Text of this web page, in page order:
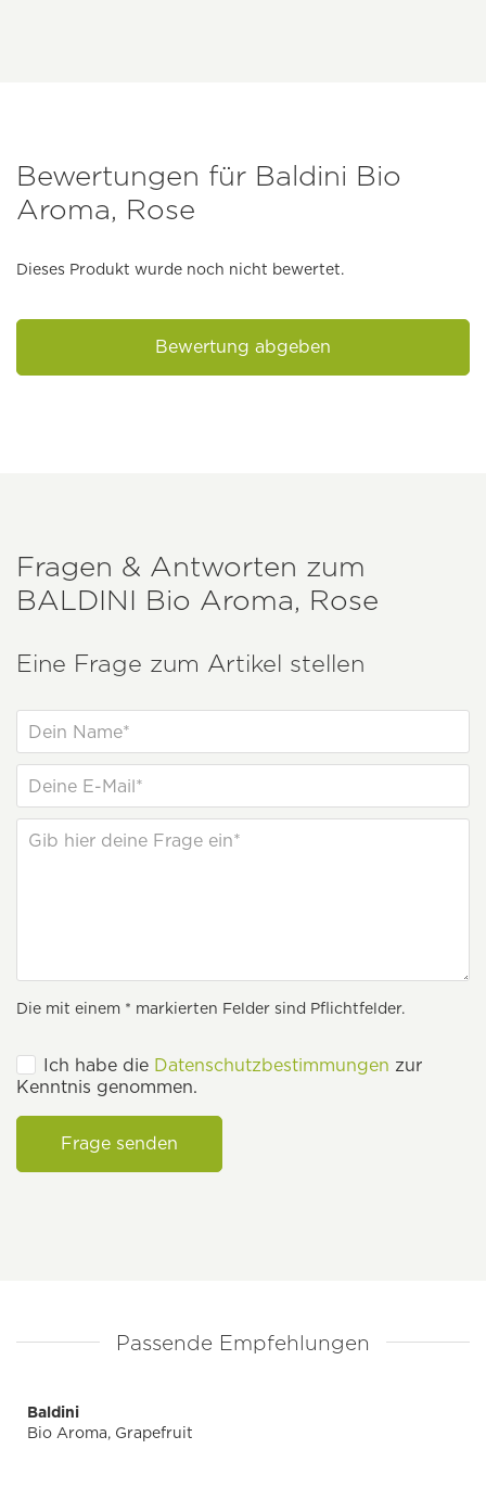
Bewertungen für Baldini Bio
Aroma, Rose
Dieses Produkt wurde noch nicht bewertet.
Bewertung abgeben
Fragen & Antworten zum
BALDINI Bio Aroma, Rose
Eine Frage zum Artikel stellen
Die mit einem * markierten Felder sind Pflichtfelder.
Ich habe die Datenschutzbestimmungen zur
Kenntnis genommen.
Frage senden
Passende Empfehlungen
Baldini
Bio Aroma, Grapefruit